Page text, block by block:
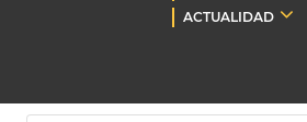
ACTUALIDAD